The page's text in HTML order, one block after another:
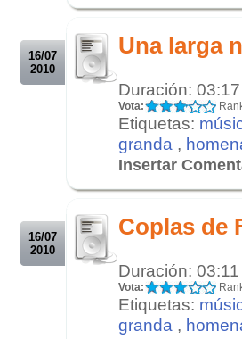
16/07
2010
Una larga
Duración:
Vota:
Etiquetas:
granda ,
Insertar
16/07
2010
Coplas de
Duración:
Vota:
Etiquetas:
granda ,